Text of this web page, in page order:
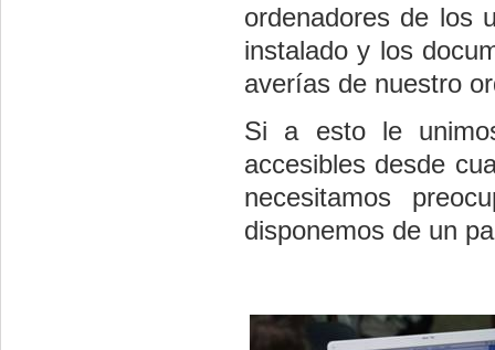
ordenadores de los
instalado y los
averías de nuestro
Si a esto le
accesibles desde
necesitamos
disponemos de un